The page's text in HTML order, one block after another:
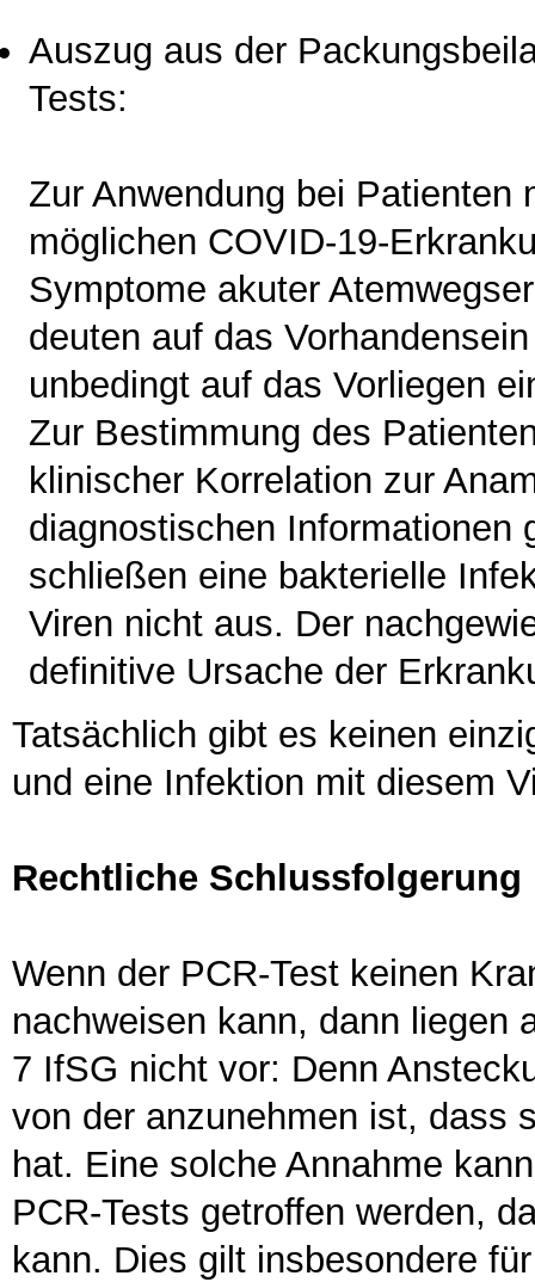
Auszug aus der
Tests:
Zur Anwendung bei Patienten
möglichen COVID-19-
Symptome akuter
deuten auf das
unbedingt auf das Vorliegen
Zur Bestimmung des
klinischer Korrelation zur
diagnostischen Informationen
schließen eine bakterielle
Viren nicht aus. Der
definitive Ursache der
Tatsächlich gibt es keinen
und eine Infektion mit diesem
Rechtliche Schlussfolgerung
Wenn der PCR-Test keinen
nachweisen kann, dann liegen
7 IfSG nicht vor: Denn
von der anzunehmen ist, dass
hat. Eine solche Annahme
PCR-Tests getroffen werden,
kann. Dies gilt insbesondere